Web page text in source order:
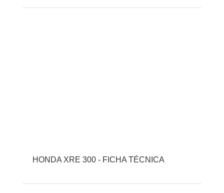
HONDA XRE 300 - FICHA TÉCNICA